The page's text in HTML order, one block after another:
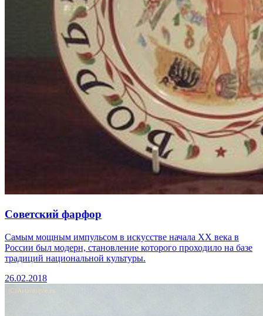
Советский фарфор
Самым мощным импульсом в искусстве начала ХХ века в
России был модерн, становление которого проходило на базе
традиций национальной культуры.
26.02.2018